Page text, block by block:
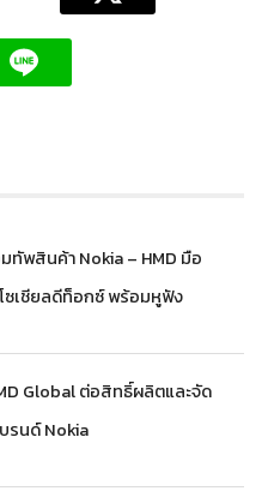
ทัพสินค้า Nokia – HMD มือ
ซเชียลดีท็อกซ์ พร้อมหูฟัง
Global ต่อสิทธิ์ผลิตและจัด
รนด์ Nokia